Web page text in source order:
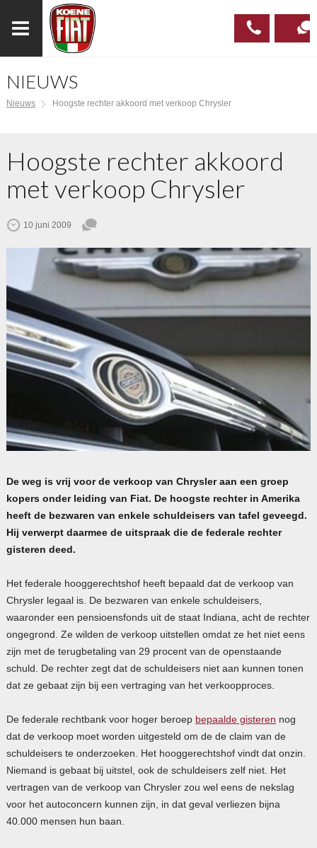
NIEUWS
Nieuws Hoogste rechter akkoord met verkoop Chrysler
Hoogste rechter akkoord
met verkoop Chrysler
10 juni 2009
De weg is vrij voor de verkoop van Chrysler aan een groep
kopers onder leiding van Fiat. De hoogste rechter in Amerika
heeft de bezwaren van enkele schuldeisers van tafel geveegd.
Hij verwerpt daarmee de uitspraak die de federale rechter
gisteren deed.
Het federale hooggerechtshof heeft bepaald dat de verkoop van
Chrysler legaal is. De bezwaren van enkele schuldeisers,
waaronder een pensioensfonds uit de staat Indiana, acht de rechter
ongegrond. Ze wilden de verkoop uitstellen omdat ze het niet eens
zijn met de terugbetaling van 29 procent van de openstaande
schuld. De rechter zegt dat de schuldeisers niet aan kunnen tonen
dat ze gebaat zijn bij een vertraging van het verkoopproces.
De federale rechtbank voor hoger beroep bepaalde gisteren nog
dat de verkoop moet worden uitgesteld om de de claim van de
schuldeisers te onderzoeken. Het hooggerechtshof vindt dat onzin.
Niemand is gebaat bij uitstel, ook de schuldeisers zelf niet. Het
vertragen van de verkoop van Chrysler zou wel eens de nekslag
voor het autoconcern kunnen zijn, in dat geval verliezen bijna
40.000 mensen hun baan.